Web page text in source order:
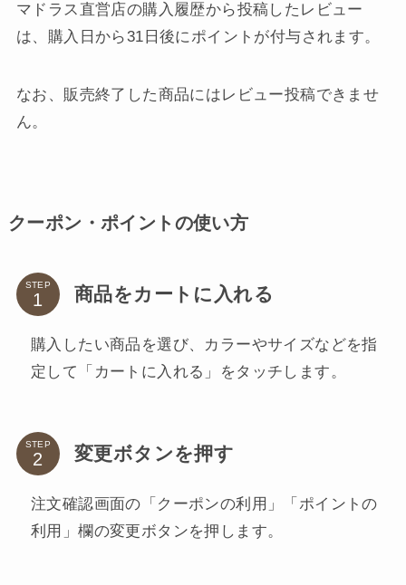
マドラス直営店の購入履歴から投稿したレビュー
は、購入日から31日後にポイントが付与されます。
なお、販売終了した商品にはレビュー投稿できませ
ん。
クーポン・ポイントの使い方
STEP 商品をカートに入れる
購入したい商品を選び、カラーやサイズなどを指
定して「カートに入れる」をタッチします。
STEP 変更ボタンを押す
注文確認画面の「クーポンの利用」「ポイントの
利用」欄の変更ボタンを押します。